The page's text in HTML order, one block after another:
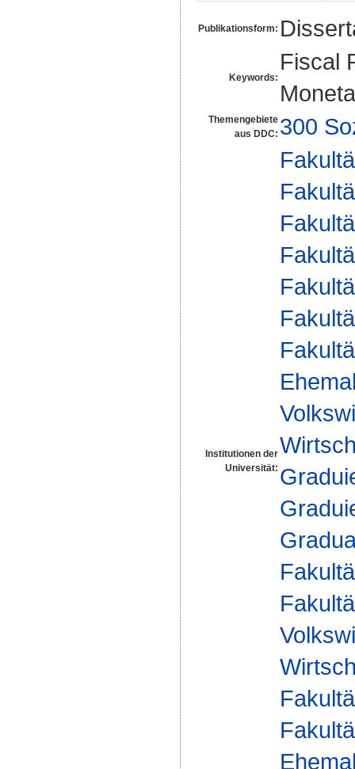
Publikationsform:
Keywords:
Fiscal
Themengebiete
aus DDC: 300
Institutionen der
Universität: